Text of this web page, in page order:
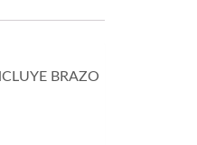
BRAZO